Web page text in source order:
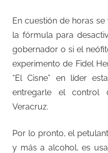
En cuestión de horas
la fórmula para
gobernador o si el
experimento de Fidel
“El Cisne” en líder
entregarle el control
Veracruz.
Por lo pronto, el
y más a alcohol, es